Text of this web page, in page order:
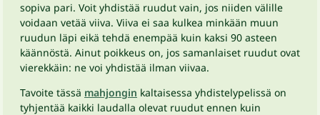
sopiva pari. Voit yhdistää ruudut vain, jos niiden välille
voidaan vetää viiva. Viiva ei saa kulkea minkään muun
ruudun läpi eikä tehdä enempää kuin kaksi 90 asteen
käännöstä. Ainut poikkeus on, jos samanlaiset ruudut ovat
vierekkäin: ne voi yhdistää ilman viivaa.
Tavoite tässä mahjongin kaltaisessa yhdistelypelissä on
tyhjentää kaikki laudalla olevat ruudut ennen kuin